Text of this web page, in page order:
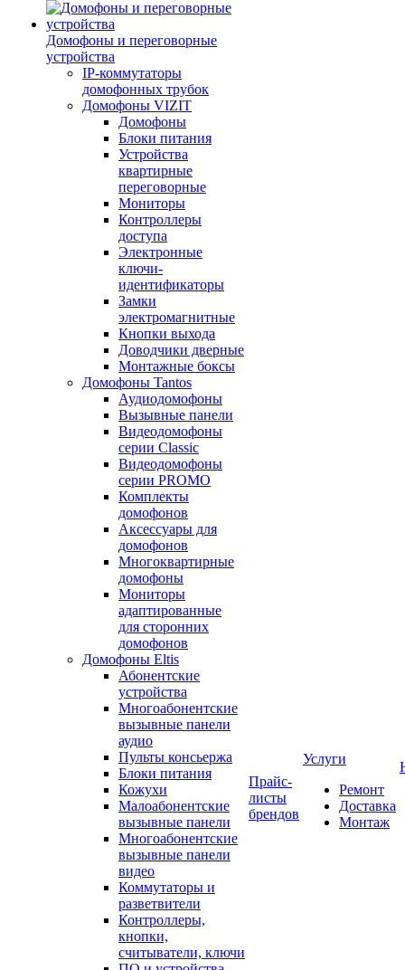
Домофоны и переговорные
устройства
IP-коммутаторы
домофонных трубок
Домофоны VIZIT
Домофоны
Блоки питания
Устройства
квартирные
переговорные
Мониторы
Контроллеры
доступа
Электронные
ключи-
идентификаторы
Замки
электромагнитные
Кнопки выхода
Доводчики дверные
Монтажные боксы
Домофоны Tantos
Аудиодомофоны
Вызывные панели
Видеодомофоны
серии Classic
Видеодомофоны
серии PROMO
Комплекты
домофонов
Аксессуары для
домофонов
Многоквартирные
домофоны
Мониторы
адаптированные
для сторонних
домофонов
Домофоны Eltis
Абонентские
устройства
Многоабонентские
вызывные панели
аудио
Пульты консьержа
Блоки питания
Кожухи
Малоабонентские
вызывные панели
Многоабонентские
вызывные панели
видео
Коммутаторы и
разветвители
Контроллеры,
кнопки,
считыватели, ключи
Прайс-
листы
брендов
Услуги
Ремонт
Доставка
Монтаж